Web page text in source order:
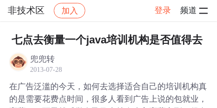
非技术区 加入 登录 频道
社区 非技术区 帖子详情
七点去衡量一个java培训机构是否值得去
兜兜转
2013-07-28
在广告泛滥的今天，如何去选择适合自己的培训机构真
的是需要花费点时间，很多人看到广告上说的包就业，